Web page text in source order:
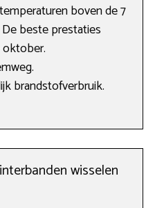
boven de 7
beste prestaties
brandstofverbruik.
wisselen